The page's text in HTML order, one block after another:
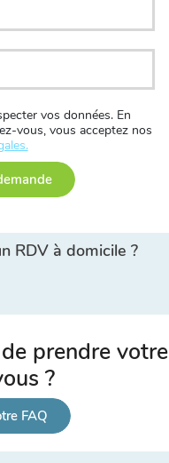
vos données. En
vous, vous acceptez nos
RDV à domicile ?
prendre votre
?
FAQ